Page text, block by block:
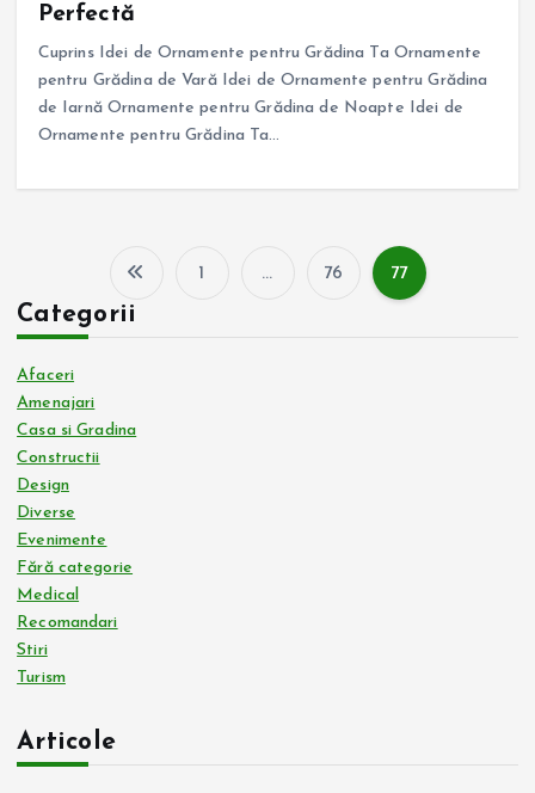
Perfectă
Cuprins Idei de Ornamente pentru Grădina Ta Ornamente
pentru Grădina de Vară Idei de Ornamente pentru Grădina
de Iarnă Ornamente pentru Grădina de Noapte Idei de
Ornamente pentru Grădina Ta…
1 … 76 77
Categorii
Afaceri
Amenajari
Casa si Gradina
Constructii
Design
Diverse
Evenimente
Fără categorie
Medical
Recomandari
Stiri
Turism
Articole